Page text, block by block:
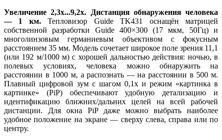
Увеличение 2,3x...9,2x. Дистанция обнаружения человека
— 1 км.Тепловизор Guide TK431 оснащён матрицей
собственной разработки Guide 400×300 (17 мкм, 50Гц) и
многолинзовым германиевым объективом с фокусным
расстоянием 35 мм. Модель сочетает широкое поле зрения 11,1
(или 192 м/1000 м) с хорошей дальностью действия: ночью, в
полевых условиях, человека можно обнаружить на
расстоянии в 1000 м, а распознать — на расстоянии в 500 м.
Плавный цифровой зум с шагом 0,1x и режим «картинка в
картинке» (PiP) обеспечивают удобную детализацию и
идентификацию ближних/дальних целей на всей рабочей
дистанции. Для окна PiP даже можно выбрать наиболее
удобное положение на экране — сверху слева, справа или по
центру.